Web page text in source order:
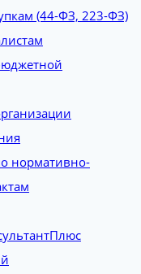
(44-ФЗ, 223-ФЗ)
нормативно-